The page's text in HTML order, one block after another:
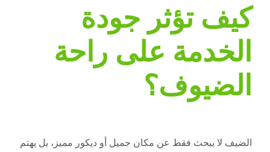
كيف تؤثر جودة
الخدمة على راحة
الضيوف؟
الضيف لا يبحث فقط عن مكان جميل أو ديكور مميز، بل يهتم